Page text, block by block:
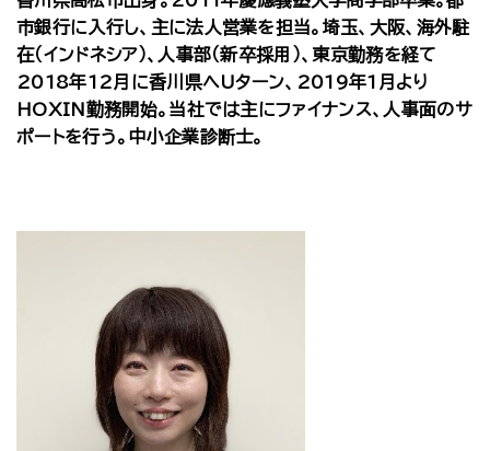
市銀行に入行し、主に法人営業を担当。埼玉、大阪、海外駐
在（インドネシア）、人事部（新卒採用）、東京勤務を経て
2018年12月に香川県へUターン、2019年1月より
HOXIN勤務開始。当社では主にファイナンス、人事面のサ
ポートを行う。中小企業診断士。